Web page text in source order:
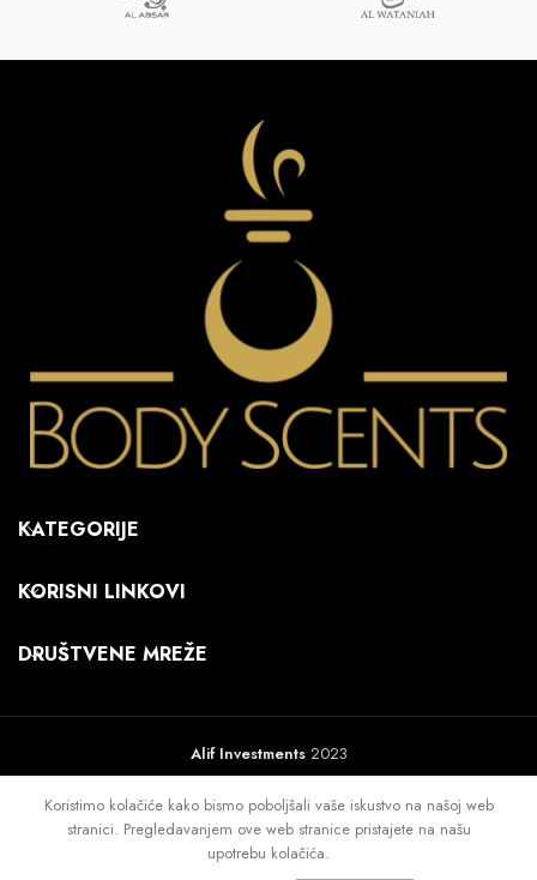
KATEGORIJE
KORISNI LINKOVI
DRUŠTVENE MREŽE
Alif Investments 2023
Koristimo kolačiće kako bismo poboljšali vaše iskustvo na našoj web
stranici. Pregledavanjem ove web stranice pristajete na našu
upotrebu kolačića.